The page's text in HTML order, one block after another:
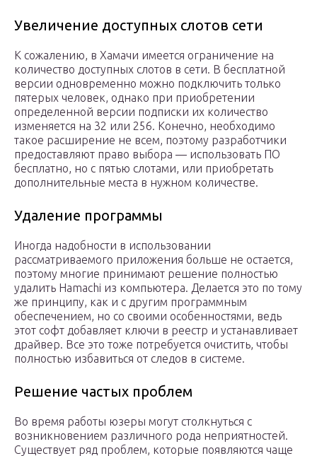
Увеличение доступных слотов сети
К сожалению, в Хамачи имеется ограничение на
количество доступных слотов в сети. В бесплатной
версии одновременно можно подключить только
пятерых человек, однако при приобретении
определенной версии подписки их количество
изменяется на 32 или 256. Конечно, необходимо
такое расширение не всем, поэтому разработчики
предоставляют право выбора — использовать ПО
бесплатно, но с пятью слотами, или приобретать
дополнительные места в нужном количестве.
Удаление программы
Иногда надобности в использовании
рассматриваемого приложения больше не остается,
поэтому многие принимают решение полностью
удалить Hamachi из компьютера. Делается это по тому
же принципу, как и с другим программным
обеспечением, но со своими особенностями, ведь
этот софт добавляет ключи в реестр и устанавливает
драйвер. Все это тоже потребуется очистить, чтобы
полностью избавиться от следов в системе.
Решение частых проблем
Во время работы юзеры могут столкнуться с
возникновением различного рода неприятностей.
Существует ряд проблем, которые появляются чаще